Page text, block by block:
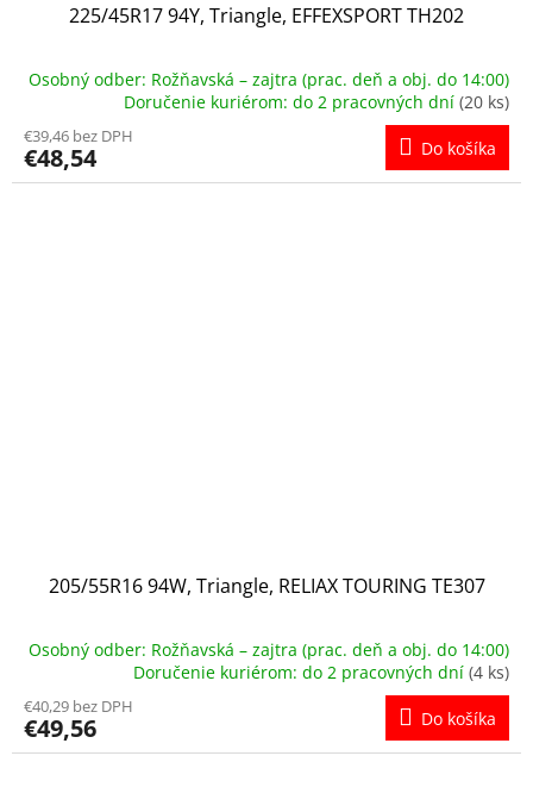
225/45R17 94Y, Triangle, EFFEXSPORT TH202
Osobný odber: Rožňavská – zajtra (prac. deň a obj. do 14:00)
Doručenie kuriérom: do 2 pracovných dní (20 ks)
€39,46 bez DPH
€48,54 Do košíka
205/55R16 94W, Triangle, RELIAX TOURING TE307
Osobný odber: Rožňavská – zajtra (prac. deň a obj. do 14:00)
Doručenie kuriérom: do 2 pracovných dní (4 ks)
€40,29 bez DPH
€49,56 Do košíka